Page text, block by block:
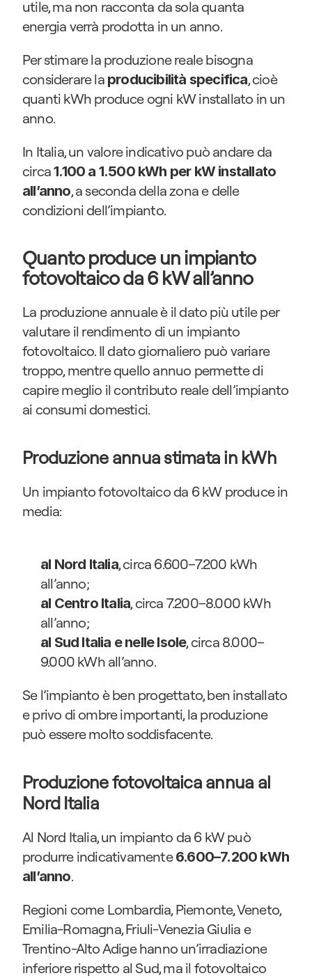
utile, ma non racconta da sola quanta
energia verrà prodotta in un anno.
Per stimare la produzione reale bisogna
considerare la producibilità specifica, cioè
quanti kWh produce ogni kW installato in un
anno.
In Italia, un valore indicativo può andare da
circa 1.100 a 1.500 kWh per kW installato
all’anno, a seconda della zona e delle
condizioni dell’impianto.
Quanto produce un impianto
fotovoltaico da 6 kW all’anno
La produzione annuale è il dato più utile per
valutare il rendimento di un impianto
fotovoltaico. Il dato giornaliero può variare
troppo, mentre quello annuo permette di
capire meglio il contributo reale dell’impianto
ai consumi domestici.
Produzione annua stimata in kWh
Un impianto fotovoltaico da 6 kW produce in
media:
al Nord Italia, circa 6.600–7.200 kWh
all’anno;
al Centro Italia, circa 7.200–8.000 kWh
all’anno;
al Sud Italia e nelle Isole, circa 8.000–
9.000 kWh all’anno.
Se l’impianto è ben progettato, ben installato
e privo di ombre importanti, la produzione
può essere molto soddisfacente.
Produzione fotovoltaica annua al
Nord Italia
Al Nord Italia, un impianto da 6 kW può
produrre indicativamente 6.600–7.200 kWh
all’anno.
Regioni come Lombardia, Piemonte, Veneto,
Emilia-Romagna, Friuli-Venezia Giulia e
Trentino-Alto Adige hanno un’irradiazione
inferiore rispetto al Sud, ma il fotovoltaico